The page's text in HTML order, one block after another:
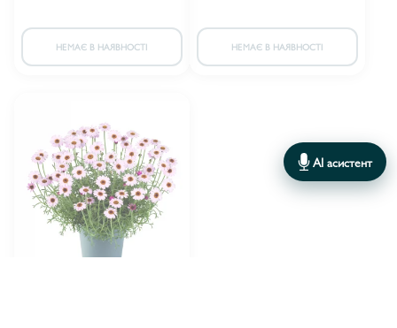
НЕМАЄ В НАЯВНОСТІ НЕМАЄ В НАЯВНОСТІ
AI асистент